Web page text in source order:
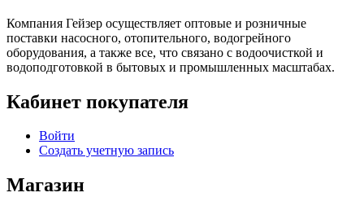
Компания Гейзер осуществляет оптовые и розничные
поставки насосного, отопительного, водогрейного
оборудования, а также все, что связано с водоочисткой и
водоподготовкой в бытовых и промышленных масштабах.
Кабинет покупателя
Войти
Создать учетную запись
Магазин